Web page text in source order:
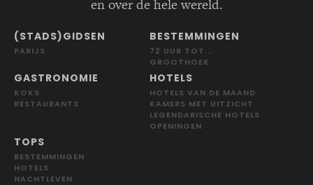
en over de hele wereld.
(STADS)GIDSEN
PARIJS
BESTEMMINGEN
72 UUR TOT...
GROOTHOEK
GASTRONOMIE
KOKS
RESTAURANTS
HOTELS
HOTELS VAN DE MAAND
KAMERS MET UITZICHT
LEGENDARISCHE HOTELS
OPENINGEN
TOPS
BESTEMMINGEN
HOTELS
NACHTLEVEN